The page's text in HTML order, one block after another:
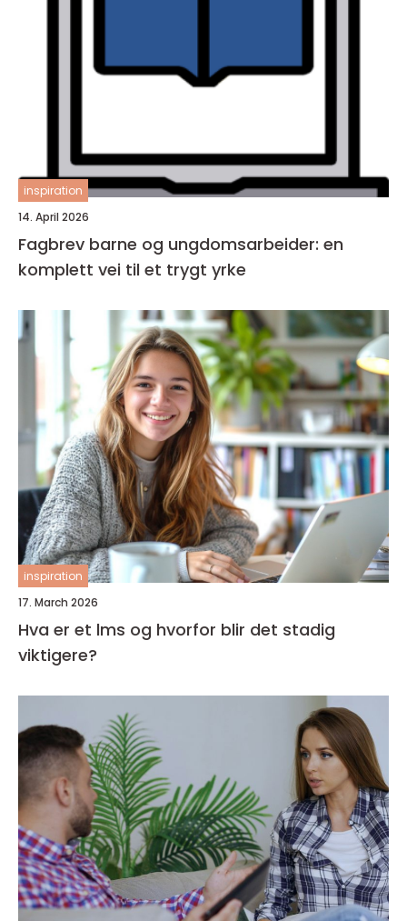
inspiration
14. April 2026
Fagbrev barne og ungdomsarbeider: en
komplett vei til et trygt yrke
inspiration
17. March 2026
Hva er et lms og hvorfor blir det stadig
viktigere?